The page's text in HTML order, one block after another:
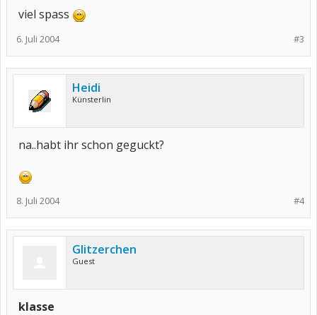
viel spass
#3
6. Juli 2004
Heidi
Künsterlin
na..habt ihr schon geguckt?
#4
8. Juli 2004
Glitzerchen
Guest
klasse